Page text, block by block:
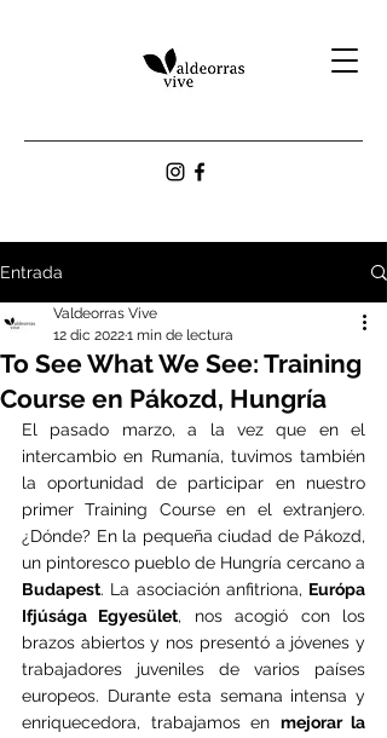
Entrada
To See What We See: Training
Course en Pákozd, Hungría
Valdeorras Vive
12 dic 20221 min de lectura
El pasado marzo, a la vez que en el
intercambio en Rumanía, tuvimos también
la oportunidad de participar en nuestro
primer Training Course en el extranjero.
¿Dónde? En la pequeña ciudad de Pákozd,
Budapest. La asociación anfitriona, Európa
Ifjúsága Egyesület, nos acogió con los
brazos abiertos y nos presentó a jóvenes y
trabajadores juveniles de varios países
europeos. Durante esta semana intensa y
enriquecedora, trabajamos en mejorar la